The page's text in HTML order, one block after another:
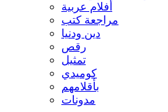
أفلام عربية
مراجعة كتب
دين ودنيا
رقص
تمثيل
كوميدي
بأقلامهم
مدونات